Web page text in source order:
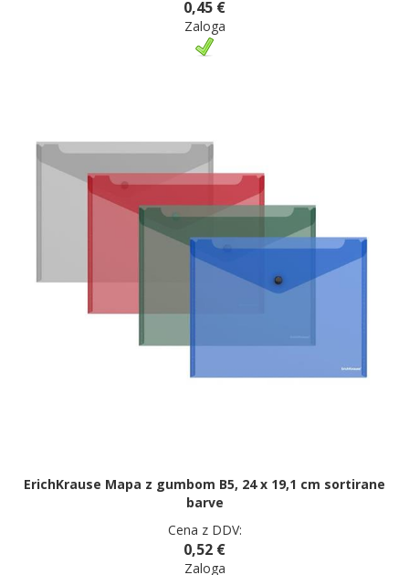
0,45 €
Zaloga
ErichKrause Mapa z gumbom B5, 24 x 19,1 cm sortirane
barve
Cena z DDV:
0,52 €
Zaloga